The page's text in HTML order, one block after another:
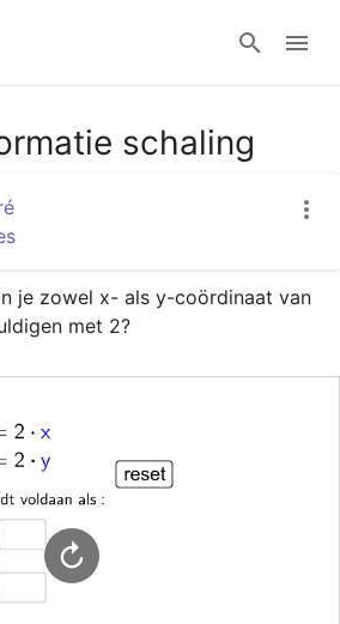
Aanmelden
schaling
je zowel x- als y-coördinaat van
met 2?